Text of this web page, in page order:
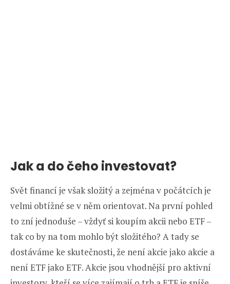
Jak a do čeho investovat?
Svět financí je však složitý a zejména v počátcích je
velmi obtížné se v něm orientovat. Na první pohled
to zní jednoduše – vždyť si koupím akcii nebo ETF –
tak co by na tom mohlo být složitého? A tady se
dostáváme ke skutečnosti, že není akcie jako akcie a
není ETF jako ETF. Akcie jsou vhodnější pro aktivní